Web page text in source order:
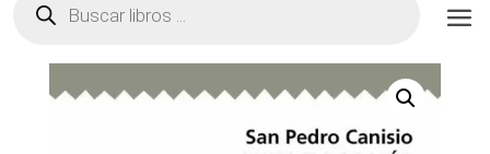
productos